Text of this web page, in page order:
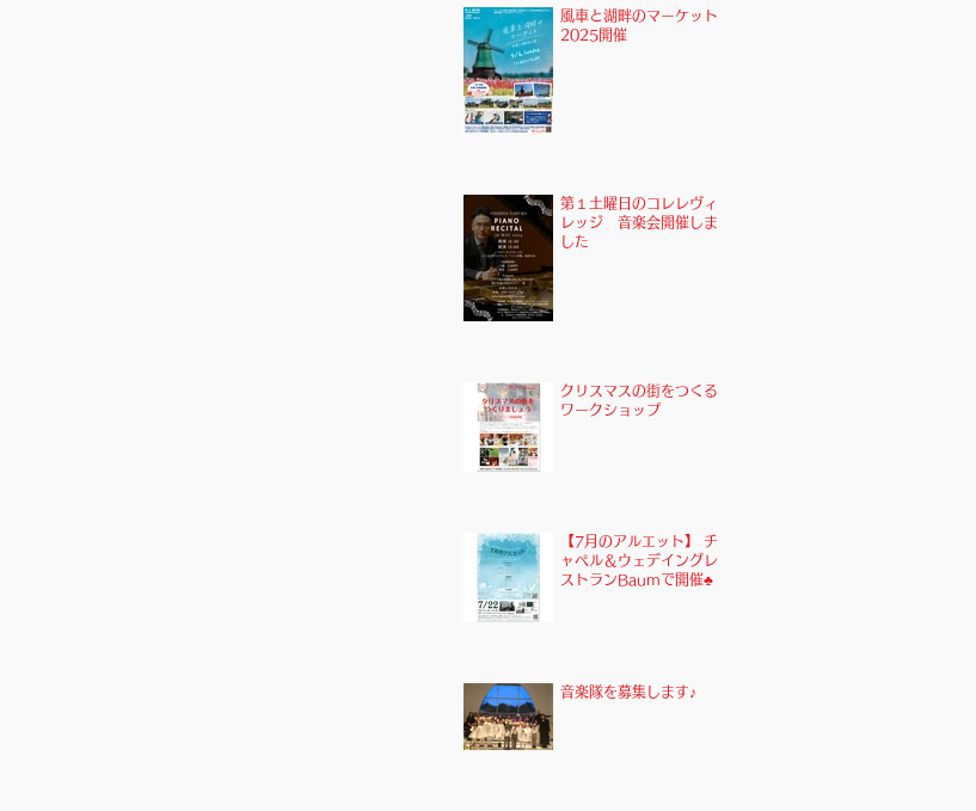
風車と湖畔のマーケット
2025開催
第１土曜日のコレレヴィ
レッジ 音楽会開催しま
した
クリスマスの街をつくる
ワークショップ
【7月のアルエット】 チ
ャペル＆ウェデイングレ
ストランBaumで開催♣︎
音楽隊を募集します♪